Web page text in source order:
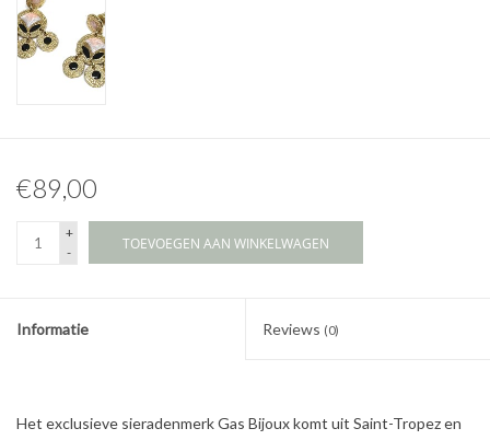
€89,00
+
-
TOEVOEGEN AAN WINKELWAGEN
Informatie Reviews (0)
Het exclusieve sieradenmerk Gas Bijoux komt uit Saint-Tropez en